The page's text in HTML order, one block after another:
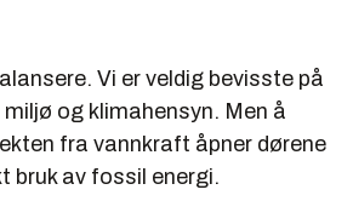
Vi er veldig bevisste på
og klimahensyn. Men å
fra vannkraft åpner dørene
bruk av fossil energi.